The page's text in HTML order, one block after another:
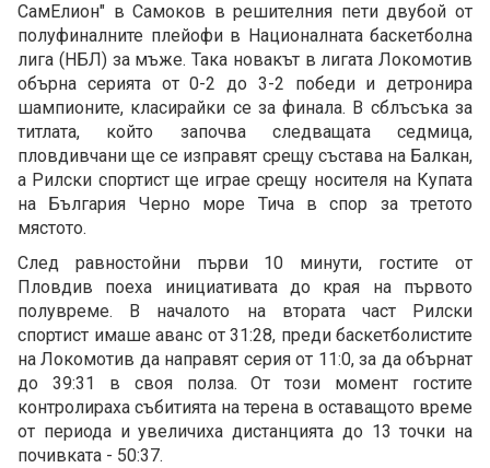
СамЕлион" в Самоков в решителния пети двубой от
полуфиналните плейофи в Националната баскетболна
лига (НБЛ) за мъже. Така новакът в лигата Локомотив
обърна серията от 0-2 до 3-2 победи и детронира
шампионите, класирайки се за финала. В сблъсъка за
титлата, който започва следващата седмица,
пловдивчани ще се изправят срещу състава на Балкан,
а Рилски спортист ще играе срещу носителя на Купата
на България Черно море Тича в спор за третото
мястото.
След равностойни първи 10 минути, гостите от
Пловдив поеха инициативата до края на първото
полувреме. В началото на втората част Рилски
спортист имаше аванс от 31:28, преди баскетболистите
на Локомотив да направят серия от 11:0, за да обърнат
до 39:31 в своя полза. От този момент гостите
контролираха събитията на терена в оставащото време
от периода и увеличиха дистанцията до 13 точки на
почивката - 50:37.